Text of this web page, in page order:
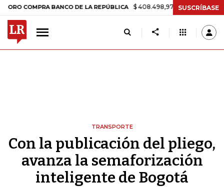
BANCO DE LA REPÚBLICA $ 408.498,97 +$ 8.753,81 +2,19%
SUSCRÍBASE
TRANSPORTE
Con la publicación del pliego,
avanza la semaforización
inteligente de Bogotá